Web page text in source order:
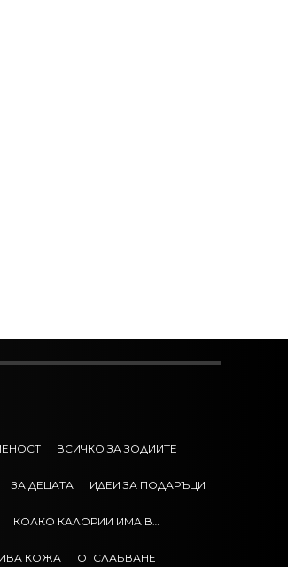
ВСИЧКО ЗА ЗОДИИТЕ
ЗА ДЕЦАТА ИДЕИ ЗА ПОДАРЪЦИ
КОЛКО КАЛОРИИ ИМА В…
КОЖА ОТСЛАБВАНЕ